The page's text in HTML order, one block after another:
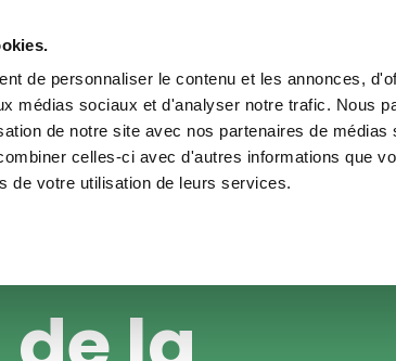
de personnaliser le contenu et les annonces,
médias sociaux et d'analyser notre trafic. Nous
de notre site avec nos partenaires de médias
celles-ci avec d'autres informations que
de votre utilisation de leurs services.
navigation
Nos actions La recherche La
DU SOUFFLE